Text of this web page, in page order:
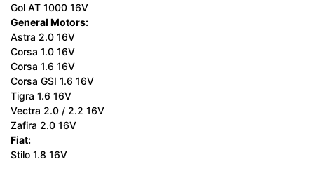
Gol AT 1000 16V
General Motors:
Astra 2.0 16V
Corsa 1.0 16V
Corsa 1.6 16V
Corsa GSI 1.6 16V
Tigra 1.6 16V
Vectra 2.0 / 2.2 16V
Zafira 2.0 16V
Fiat:
Stilo 1.8 16V